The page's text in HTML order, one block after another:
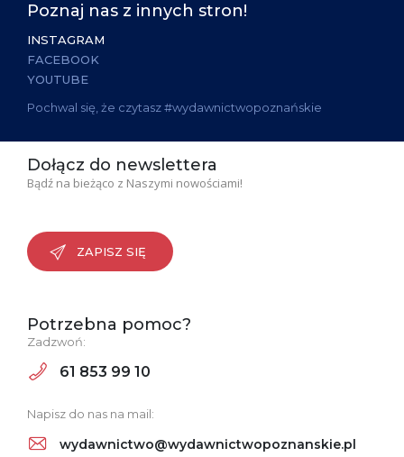
Poznaj nas z innych stron!
INSTAGRAM
FACEBOOK
YOUTUBE
Pochwal się, że czytasz #wydawnictwopoznańskie
Dołącz do newslettera
Bądź na bieżąco z Naszymi nowościami!
ZAPISZ SIĘ
Potrzebna pomoc?
Zadzwoń:
61 853 99 10
Napisz do nas na mail:
wydawnictwo@wydawnictwopoznanskie.pl